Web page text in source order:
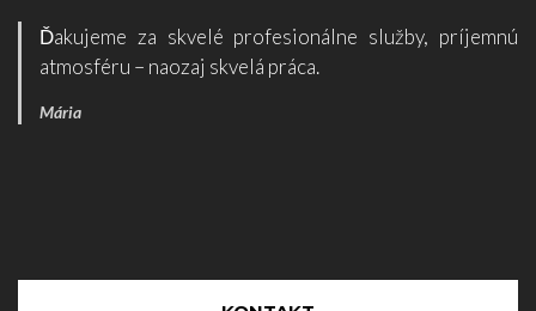
Ďakujeme za skvelé profesionálne služby, príjemnú
atmosféru – naozaj skvelá práca.
Mária